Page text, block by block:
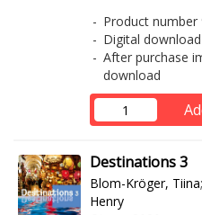
Product number
Digital download
After purchase
download
Destinations 3
Blom-Kröger, Tiina;
Henry